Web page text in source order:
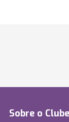
Sobre o Clube